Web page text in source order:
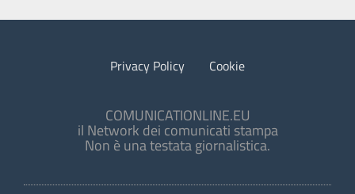
Privacy Policy Cookie
COMUNICATIONLINE.EU
il Network dei comunicati stampa
Non è una testata giornalistica.